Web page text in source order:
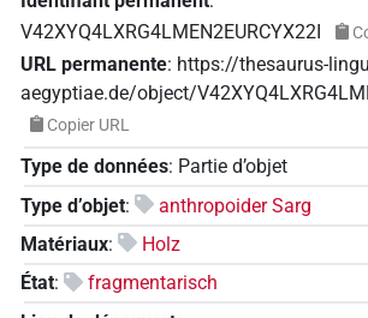
V42XYQ4LXRG4LMEN2EURCYX22I
URL permanente: https://thesaurus-
aegyptiae.de/object/
Copier URL
Type de données: Partie d’objet
Type d’objet:
anthropoider Sarg
Matériaux:
Holz
État:
fragmentarisch